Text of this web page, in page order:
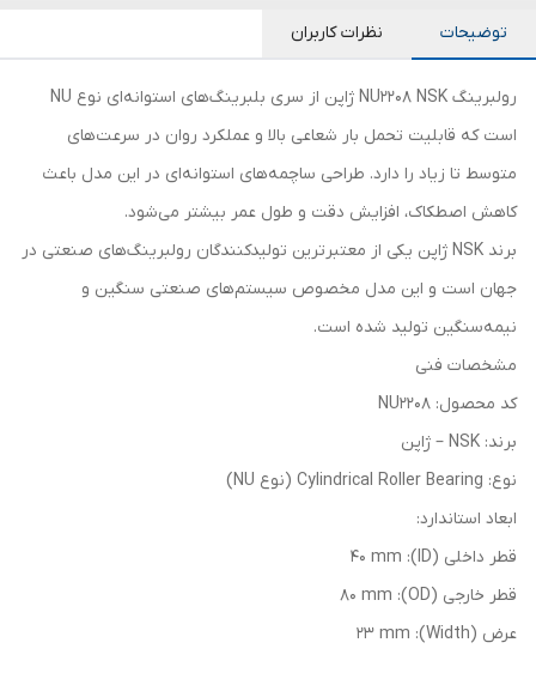
توضیحات نظرات کاربران
رولبرینگ NU2208 NSK ژاپن از سری بلبرینگ‌های استوانه‌ای نوع NU
است که قابلیت تحمل بار شعاعی بالا و عملکرد روان در سرعت‌های
متوسط تا زیاد را دارد. طراحی ساچمه‌های استوانه‌ای در این مدل باعث
کاهش اصطکاک، افزایش دقت و طول عمر بیشتر می‌شود.
برند NSK ژاپن یکی از معتبرترین تولیدکنندگان رولبرینگ‌های صنعتی در
جهان است و این مدل مخصوص سیستم‌های صنعتی سنگین و
نیمه‌سنگین تولید شده است.
مشخصات فنی
کد محصول: NU2208
برند: NSK – ژاپن
نوع: Cylindrical Roller Bearing (نوع NU)
ابعاد استاندارد:
قطر داخلی (ID): 40 mm
قطر خارجی (OD): 80 mm
عرض (Width): 23 mm